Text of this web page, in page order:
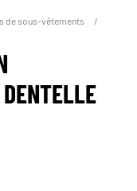
de sous-vêtements